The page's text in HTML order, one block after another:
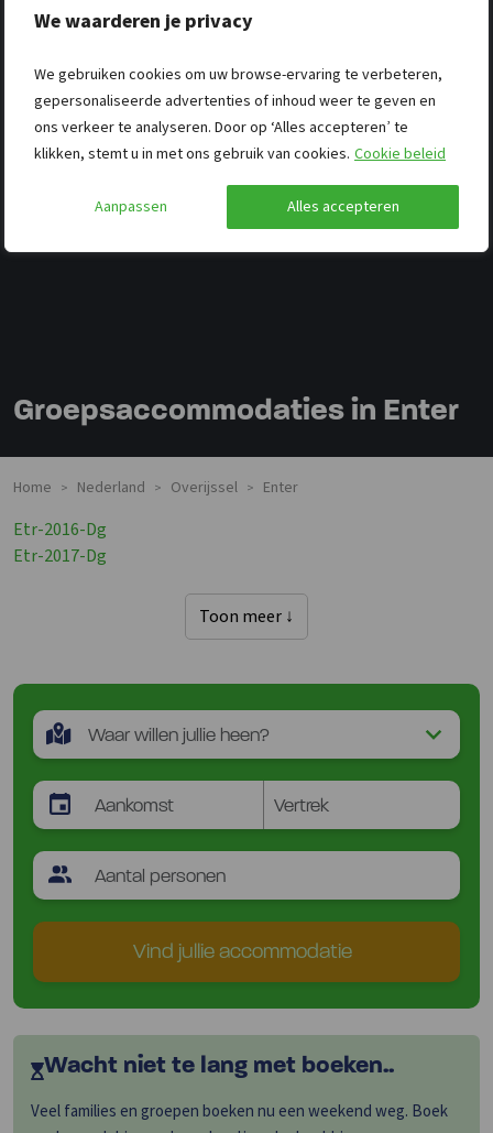
We waarderen je privacy
We gebruiken cookies om uw browse-ervaring te verbeteren,
gepersonaliseerde advertenties of inhoud weer te geven en
ons verkeer te analyseren. Door op ‘Alles accepteren’ te
klikken, stemt u in met ons gebruik van cookies. Cookie beleid
Aanpassen Alles accepteren
Groepsaccommodaties in Enter
Home > Nederland > Overijssel > Enter
Etr-2016-Dg
Etr-2017-Dg
Toon meer ↓
Vind jullie accommodatie
Wacht niet te lang met boeken..
Veel families en groepen boeken nu een weekend weg. Boek